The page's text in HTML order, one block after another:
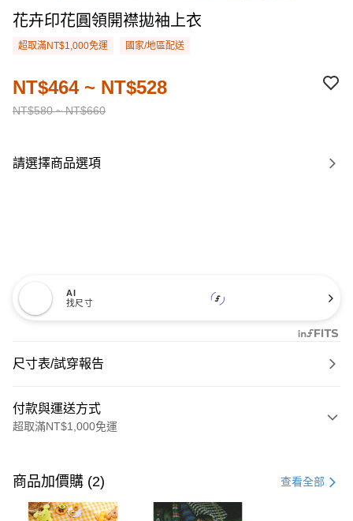
花卉印花圓領開襟拋袖上衣
超取滿NT$1,000免運 國家/地區配送
NT$580 ~ NT$660
NT$464 ~ NT$528
請選擇商品選項
AI
找尺寸
尺寸表/試穿報告
付款與運送方式
超取滿NT$1,000免運
信用卡一次付款
購物金
商品加價購 (2) 查看全部